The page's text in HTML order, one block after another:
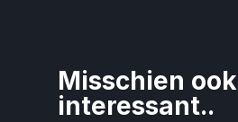
Misschien ook
interessant..